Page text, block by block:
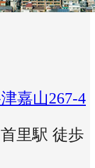
嘉山267-4
里駅 徒歩